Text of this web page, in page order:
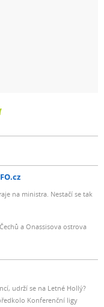
na ministra. Nestačí se tak
a Onassisova ostrova
udrží se na Letné Hollý?
Konferenční ligy